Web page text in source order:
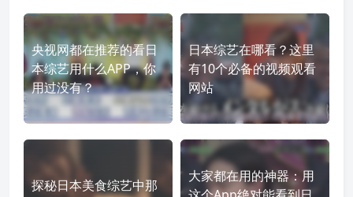
央视网都在推荐的看日
本综艺用什么APP，你
用过没有？
日本综艺在哪看？这里
有10个必备的视频观看
网站
探秘日本美食综艺中那
大家都在用的神器：用